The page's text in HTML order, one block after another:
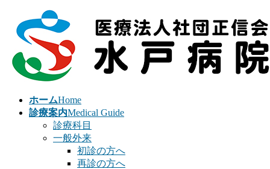
ツ
シ
ホームHome
診療案内Medical Guide
診療科目
一般外来
初診の方へ
再診の方へ